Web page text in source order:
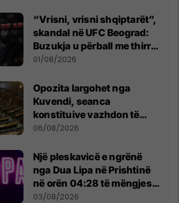
“Vrisni, vrisni shqiptarët”,
skandal në UFC Beograd:
Buzukja u përball me thirrje
anti-shqiptare nga
01/08/2026
Opozita largohet nga
Kuvendi, seanca
konstituive vazhdon të
shtunën në orën 11:00
06/08/2026
Një pleskavicë e ngrënë
nga Dua Lipa në Prishtinë
në orën 04:28 të mëngjesit
- dhe bota digjitale serbe
03/08/2026